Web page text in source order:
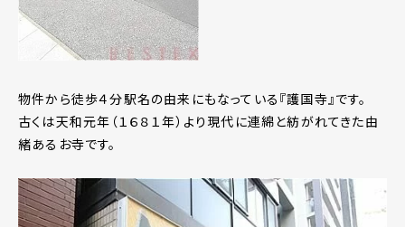
物件から徒歩４分駅名の由来にもなっている『護国寺』です。
古くは天和元年（１６８１年）より現代に連綿と紡がれてきた由
緒あるお寺です。